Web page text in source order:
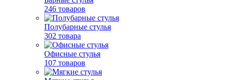
246 товаров
Полубарные стулья
302 товара
Офисные стулья
107 товаров